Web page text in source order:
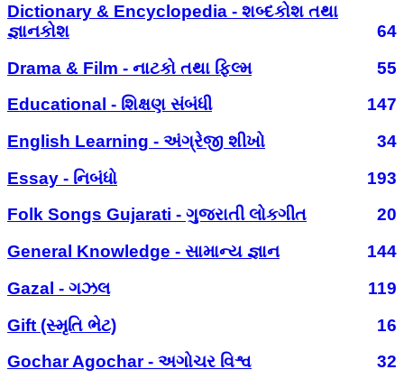
Dictionary & Encyclopedia - શબ્દકોશ તથા
જ્ઞાનકોશ
64
Drama & Film - નાટકો તથા ફિલ્મ
55
Educational - શિક્ષણ સંબંધી
147
English Learning - અંગ્રેજી શીખો
34
Essay - નિબંધો
193
Folk Songs Gujarati - ગુજરાતી લોકગીત
20
General Knowledge - સામાન્ય જ્ઞાન
144
Gazal - ગઝલ
119
Gift (સ્મૃતિ ભેટ)
16
Gochar Agochar - અગોચર વિશ્વ
32